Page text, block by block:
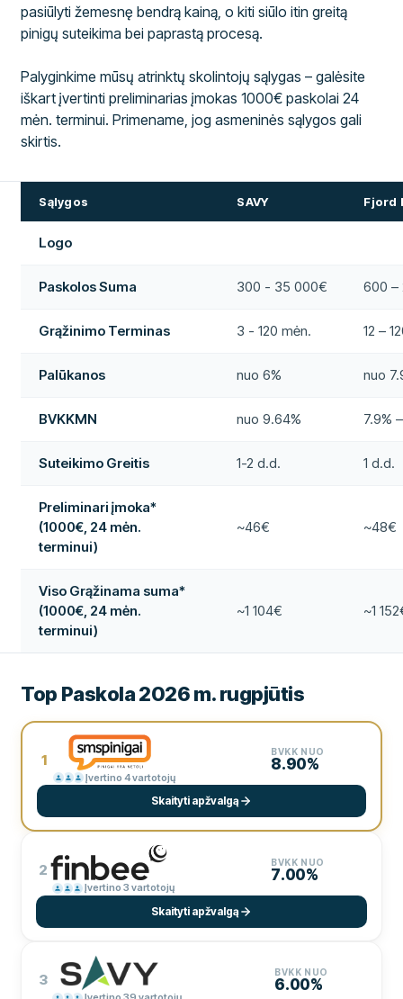
pasiūlyti žemesnę bendrą kainą, o kiti siūlo itin greitą
pinigų suteikima bei paprastą procesą.
Palyginkime mūsų atrinktų skolintojų sąlygas – galėsite
iškart įvertinti preliminarias įmokas 1000€ paskolai 24
mėn. terminui. Primename, jog asmeninės sąlygos gali
skirtis.
Sąlygos SAVY Fjord
Logo
Paskolos Suma 300 - 35 000€ 600 –
Grąžinimo Terminas 3 - 120 mėn. 12 –
Palūkanos nuo 6% nuo
BVKKMN nuo 9.64% 7.9%
Suteikimo Greitis 1-2 d.d. 1 d.d.
Preliminari įmoka*
(1000€, 24 mėn.
terminui)
~46€ ~48€
Viso Grąžinama suma*
(1000€, 24 mėn.
terminui)
~1 104€ ~1
Top Paskola 2026 m. rugpjūtis
1
Įvertino 4 vartotojų
BVKK NUO
8.90%
Skaityti apžvalgą
2
Įvertino 3 vartotojų
BVKK NUO
7.00%
Skaityti apžvalgą
3 BVKK NUO
6.00%